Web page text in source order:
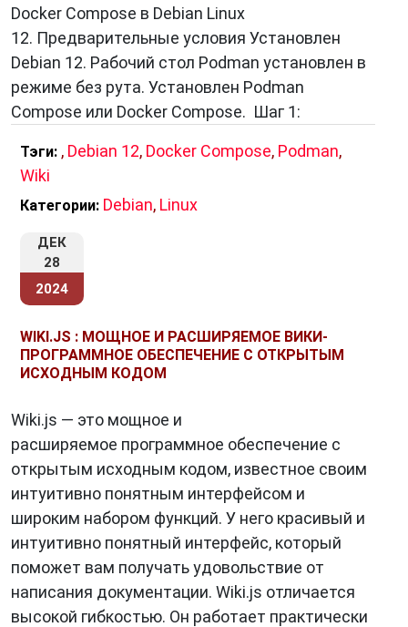
Docker Compose в Debian Linux
12. Предварительные условия Установлен
Debian 12. Рабочий стол Podman установлен в
режиме без рута. Установлен Podman
Compose или Docker Compose. Шаг 1:
Тэги: , Debian 12, Docker Compose, Podman,
Wiki
Категории: Debian, Linux
ДЕК
28
2024
WIKI.JS : МОЩНОЕ И РАСШИРЯЕМОЕ ВИКИ-
ПРОГРАММНОЕ ОБЕСПЕЧЕНИЕ С ОТКРЫТЫМ
ИСХОДНЫМ КОДОМ
Wiki.js — это мощное и
расширяемое программное обеспечение с
открытым исходным кодом, известное своим
интуитивно понятным интерфейсом и
широким набором функций. У него красивый и
интуитивно понятный интерфейс, который
поможет вам получать удовольствие от
написания документации. Wiki.js отличается
высокой гибкостью. Он работает практически